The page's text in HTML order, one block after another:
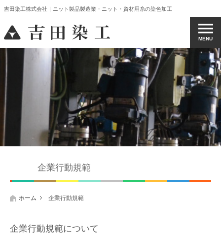
吉田染工株式会社｜ニット製品製造業・ニット・資材用糸の染色加工
MENU
企業行動規範
ホーム 企業行動規範
企業行動規範について